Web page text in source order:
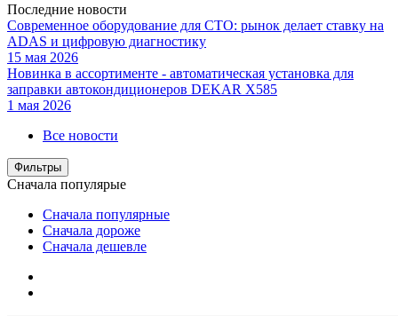
Последние новости
Современное оборудование для СТО: рынок делает ставку на
ADAS и цифровую диагностику
15 мая 2026
Новинка в ассортименте - автоматическая установка для
заправки автокондиционеров DEKAR X585
1 мая 2026
Все новости
Фильтры
Сначала популярые
Сначала популярные
Сначала дороже
Сначала дешевле